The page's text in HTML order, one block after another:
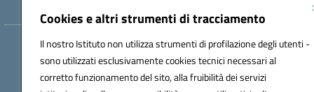
Cookies e altri strumenti di tracciamento
Il nostro Istituto non utilizza strumenti di profilazione degli utenti -
sono utilizzati esclusivamente cookies tecnici necessari al
corretto funzionamento del sito, alla fruibilità dei servizi
Hosting & Powered by 3D Solution S.r.l.
Concept & Design by Designers Italia